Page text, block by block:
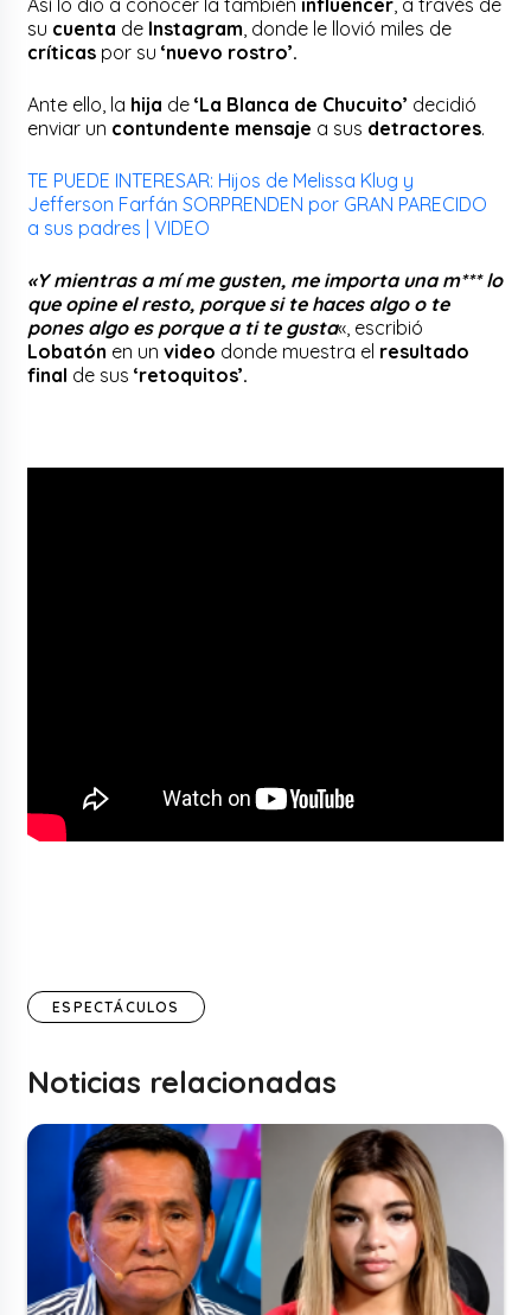
su cuenta de Instagram , donde le llovió miles de
críticas por su ‘nuevo rostro’.
Ante ello, la hija de‘La Blanca de Chucuito’ decidió
enviar un contundente mensaje a sus detractores.
TE PUEDE INTERESAR: Hijos de Melissa Klug y
Jefferson Farfán SORPRENDEN por GRAN PARECIDO
a sus padres | VIDEO
«Y mientras a mí me gusten, me importa una m*** lo
que opine el resto, porque si te haces algo o te
pones algo es porque a ti te gusta«, escribió
Lobatón en unvideo donde muestra el resultado
final de sus‘retoquitos’.
ESPECTÁCULOS
Noticias relacionadas